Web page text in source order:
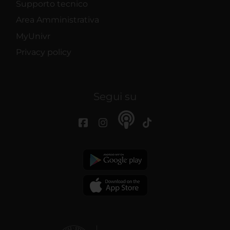
Supporto tecnico
Area Amministrativa
MyUnivr
Privacy policy
Segui su